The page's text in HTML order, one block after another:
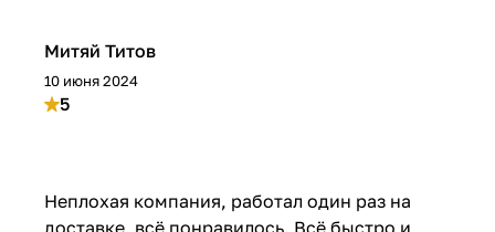
Митяй Титов
10 июня 2024
5
Неплохая компания, работал один раз на
доставке, всё понравилось. Всё быстро и